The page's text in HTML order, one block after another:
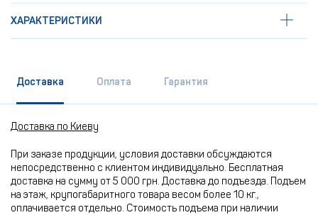
ХАРАКТЕРИСТИКИ
Доставка Оплата Гарантия
Доставка по Киеву
При заказе продукции, условия доставки обсуждаются
непосредственно с клиентом индивидуально. Бесплатная
доставка на сумму от 5 000 грн. Доставка до подъезда. Подъем
на этаж, крупогабаритного товара весом более 10 кг.,
оплачивается отдельно. Стоимость подъема при наличии